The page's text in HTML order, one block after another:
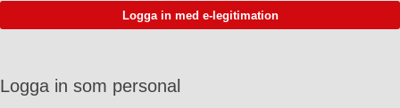
Logga in som personal